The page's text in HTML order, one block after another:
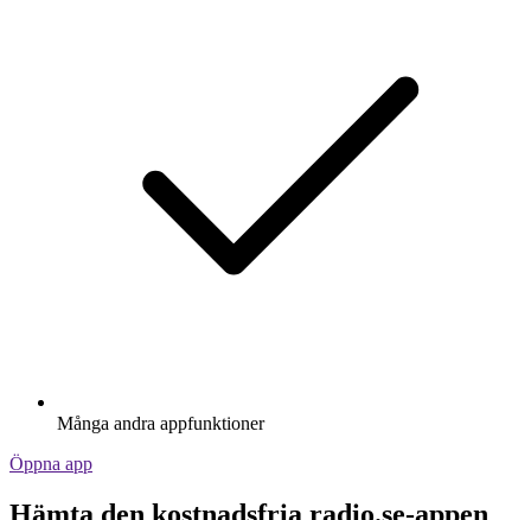
Många andra appfunktioner
Öppna app